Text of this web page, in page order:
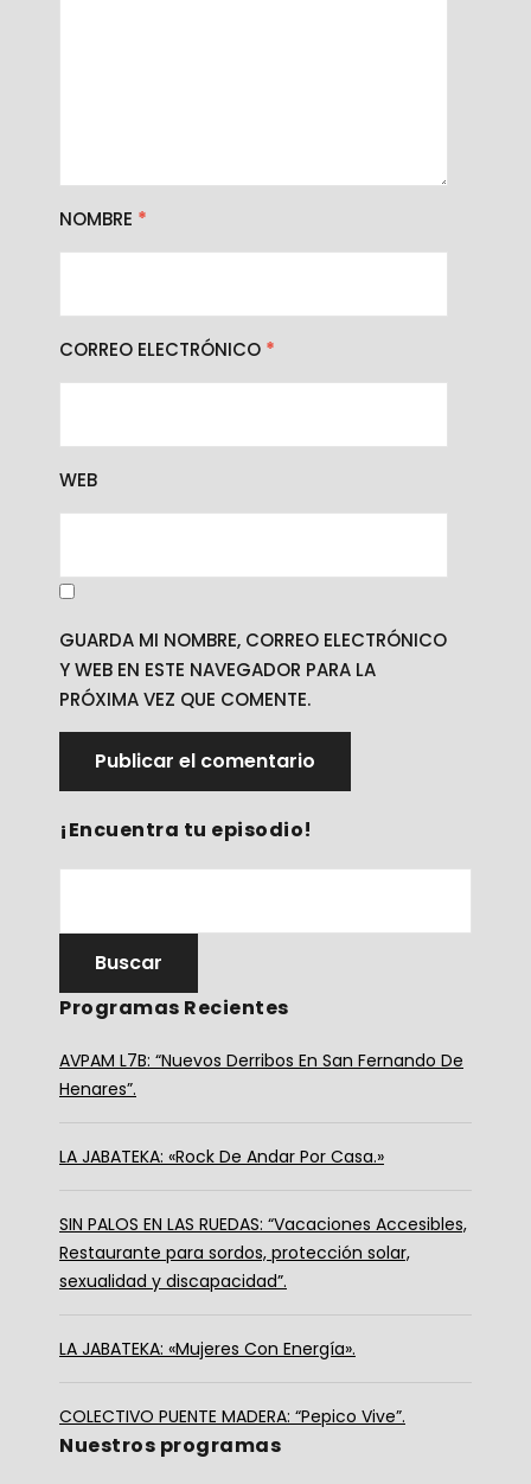
NOMBRE *
CORREO ELECTRÓNICO *
WEB
GUARDA MI NOMBRE, CORREO ELECTRÓNICO
Y WEB EN ESTE NAVEGADOR PARA LA
PRÓXIMA VEZ QUE COMENTE.
¡Encuentra tu episodio!
Programas Recientes
AVPAM L7B: “Nuevos Derribos En San Fernando De
Henares”.
LA JABATEKA: «Rock De Andar Por Casa.»
SIN PALOS EN LAS RUEDAS: “Vacaciones Accesibles,
Restaurante para sordos, protección solar,
sexualidad y discapacidad”.
LA JABATEKA: «Mujeres Con Energía».
COLECTIVO PUENTE MADERA: “Pepico Vive”.
Nuestros programas